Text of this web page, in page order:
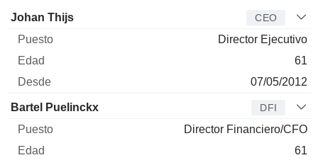
Director Puesto
Johan Thijs CEO
Director Ejecutivo
61
07/05/2012
Bartel Puelinckx DFI
Director Financiero/CFO
61